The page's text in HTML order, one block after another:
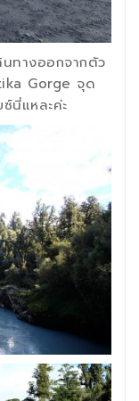
นทางออกจากตัว
Gorge จุด
นี่แหละค่ะ